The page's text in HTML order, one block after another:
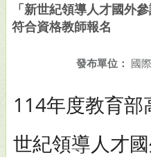
「新世紀領導人才國外
符合資格教師報名
發布單位： 國
114年度教育
世紀領導人才